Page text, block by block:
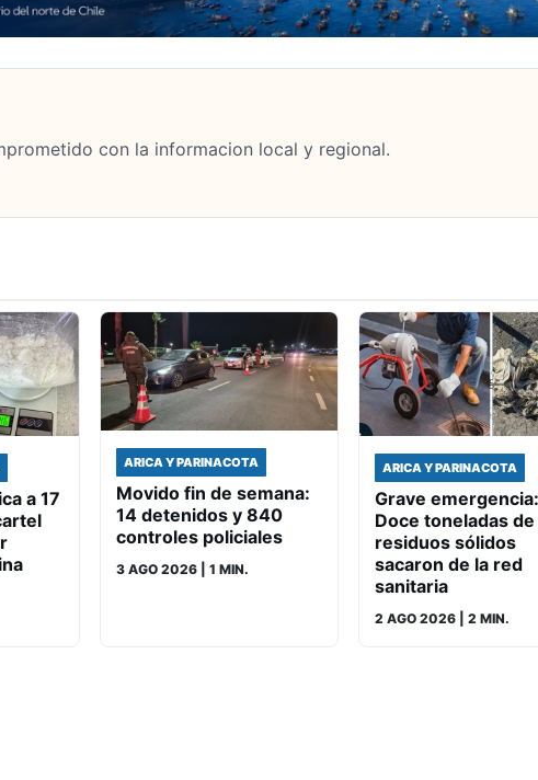
con la informacion local y regional.
a 17
ARICA Y PARINACOTA
Movido fin de semana:
14 detenidos y 840
controles policiales
3 AGO 2026 | 1 MIN.
ARICA Y PARINACOTA
Grave emergencia:
Doce toneladas de
residuos sólidos
sacaron de la red
sanitaria
2 AGO 2026 | 2 MIN.